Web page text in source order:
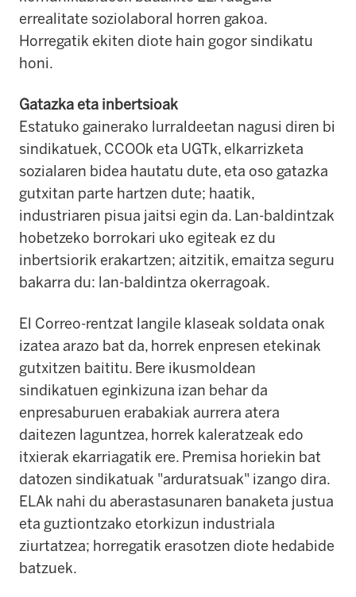
errealitate soziolaboral horren gakoa.
Horregatik ekiten diote hain gogor sindikatu
honi.
Gatazka eta inbertsioak
Estatuko gainerako lurraldeetan nagusi diren bi
sindikatuek, CCOOk eta UGTk, elkarrizketa
sozialaren bidea hautatu dute, eta oso gatazka
gutxitan parte hartzen dute; haatik,
industriaren pisua jaitsi egin da. Lan-baldintzak
hobetzeko borrokari uko egiteak ez du
inbertsiorik erakartzen; aitzitik, emaitza seguru
bakarra du: lan-baldintza okerragoak.
El Correo-rentzat langile klaseak soldata onak
izatea arazo bat da, horrek enpresen etekinak
gutxitzen baititu. Bere ikusmoldean
sindikatuen eginkizuna izan behar da
enpresaburuen erabakiak aurrera atera
daitezen laguntzea, horrek kaleratzeak edo
itxierak ekarriagatik ere. Premisa horiekin bat
datozen sindikatuak "arduratsuak" izango dira.
ELAk nahi du aberastasunaren banaketa justua
eta guztiontzako etorkizun industriala
ziurtatzea; horregatik erasotzen diote hedabide
batzuek.